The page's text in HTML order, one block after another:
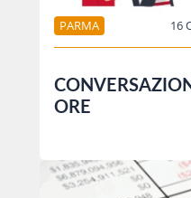
PARMA 16
ORE